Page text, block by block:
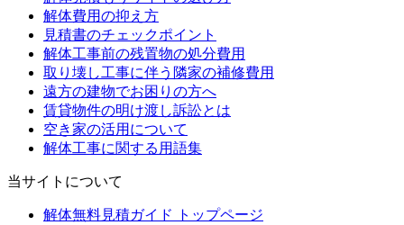
解体費用の抑え方
見積書のチェックポイント
解体工事前の残置物の処分費用
取り壊し工事に伴う隣家の補修費用
遠方の建物でお困りの方へ
賃貸物件の明け渡し訴訟とは
空き家の活用について
解体工事に関する用語集
当サイトについて
解体無料見積ガイド トップページ